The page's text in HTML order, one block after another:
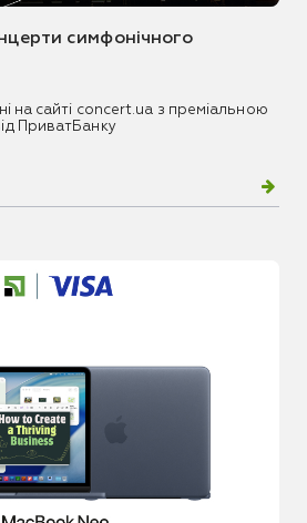
симфонічного
на сайті concert.ua з преміальною
ПриватБанку